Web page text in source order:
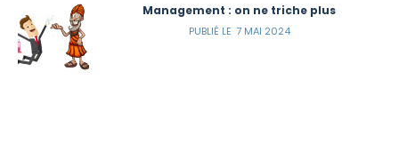
Management : on ne triche plus
7 MAI 2024